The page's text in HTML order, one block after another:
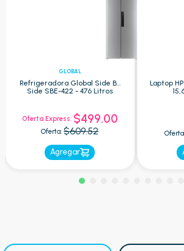
GLOBAL
Refrigeradora Global Side By
Side SBE-422 - 476 Litros
Oferta Express: $499.00
Oferta: $609.52
Agregar
Laptop